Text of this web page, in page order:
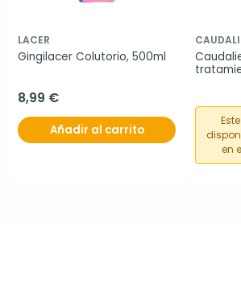
LACER
Gingilacer Colutorio, 500ml
8,99 €
Añadir al carrito
en